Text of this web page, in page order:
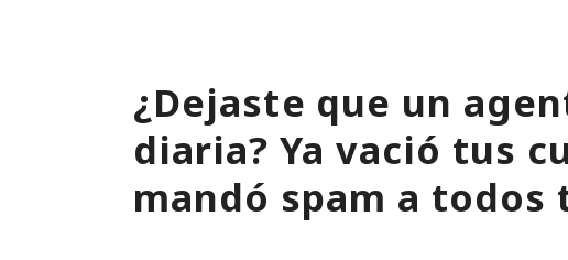
¿Dejaste que un
diaria? Ya vació tus
mandó spam a todos